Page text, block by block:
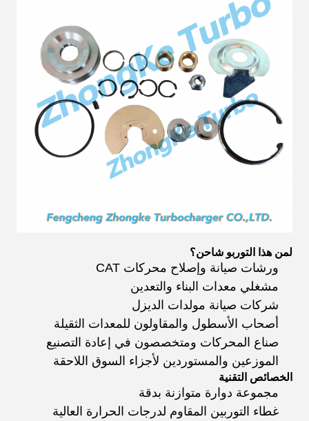
لمن هذا التوربو شاحن؟
ورشات صيانة وإصلاح محركات CAT
مشغلي معدات البناء والتعدين
شركات صيانة مولدات الديزل
أصحاب الأسطول والمقاولون للمعدات الثقيلة
صناع المحركات ومتخصصون في إعادة التصنيع
الموزعين والمستوردين لأجزاء السوق اللاحقة
الخصائص التقنية
مجموعة دوارة متوازنة بدقة
غطاء التوربين المقاوم لدرجات الحرارة العالية